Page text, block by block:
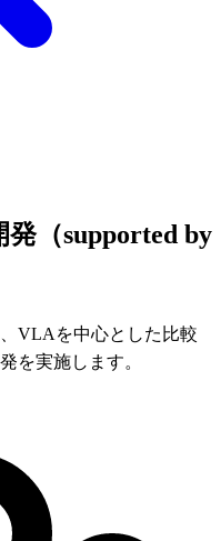
（supported by
VLAを中心とした比較
を実施します。